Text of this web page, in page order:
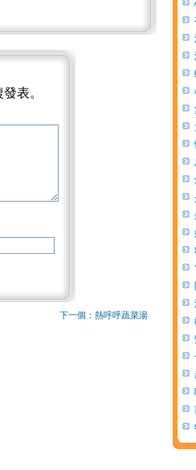
表。
下一個：熱呼呼蔬菜湯